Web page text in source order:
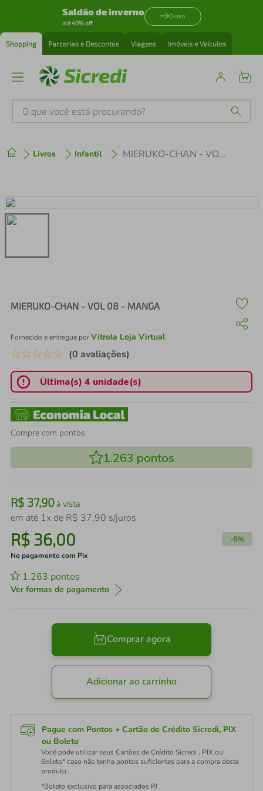
Saldão de inverno
até 40% off
Quero
Shopping Parcerias e Descontos Viagens Imóveis e Veículos
O que você está procurando?
Livros Infantil MIERUKO-CHAN - VOL 08 - MANGA
MIERUKO-CHAN - VOL 08 - MANGA
Fornecido e entregue porVitrola Loja Virtual
☆☆☆☆☆ (0 avaliações)
Última(s) 4 unidade(s)
Compre com pontos:
1.263 pontos
R$ 37,90à vista
em até 1x de R$ 37,90 s/juros
R$ 36,00 -5%
No pagamento com Pix
1.263 pontos
Ver formas de pagamento
Comprar agora
Adicionar ao carrinho
Pague com Pontos + Cartão de Crédito Sicredi, PIX
ou Boleto
Você pode utilizar seus Cartões de Crédito Sicredi , PIX ou
Boleto* caso não tenha pontos suficientes para a compra deste
produto.
*Boleto exclusivo para associados PJ
2º cafeteira